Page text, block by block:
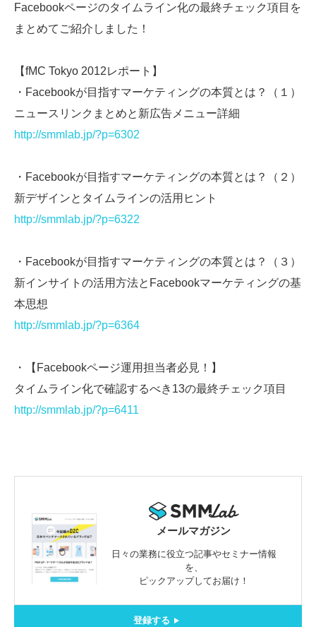
Facebookページのタイムライン化の最終チェック項目を
まとめてご紹介しました！
【fMC Tokyo 2012レポート】
・Facebookが目指すマーケティングの本質とは？（１）
ニュースリンクまとめと新広告メニュー詳細
http://smmlab.jp/?p=6302
・Facebookが目指すマーケティングの本質とは？（２）
新デザインとタイムラインの活用ヒント
http://smmlab.jp/?p=6322
・Facebookが目指すマーケティングの本質とは？（３）
新インサイトの活用方法とFacebookマーケティングの基
本思想
http://smmlab.jp/?p=6364
・
【Facebookページ運用担当者必見！】
タイムライン化で確認するべき13の最終チェック項目
http://smmlab.jp/?p=6411
メールマガジン
日々の業務に役立つ記事やセミナー情報
を、
ピックアップしてお届け！
登録する